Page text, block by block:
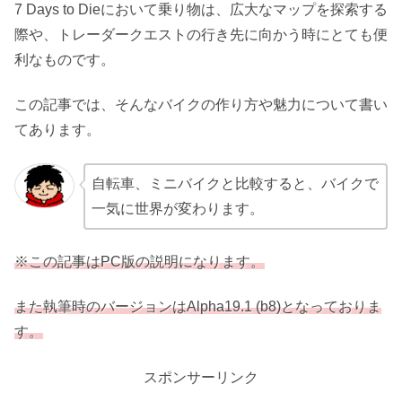
7 Days to Dieにおいて乗り物は、広大なマップを探索する
際や、トレーダークエストの行き先に向かう時にとても便
利なものです。
この記事では、そんなバイクの作り方や魅力について書い
てあります。
自転車、ミニバイクと比較すると、バイクで
一気に世界が変わります。
※この記事はPC版の説明になります。
また執筆時のバージョンはAlpha19.1 (b8)となっておりま
す。
スポンサーリンク